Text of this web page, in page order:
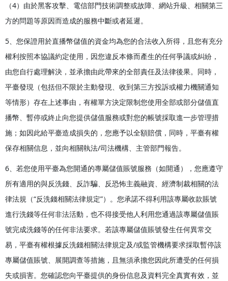
（4）由於黑客攻擊、電信部門技術調整或故障、網站升級、相關第三
方的問題等原因而造成的服務中斷或者延遲。
5、您保證用於直播幣儲值的資金均為您的合法收入所得，且您有充分
權利按照本協議約定使用，因您違反本條而產生的任何爭議或糾紛，
由您自行處理解決，並承擔由此帶來的全部責任及法律後果。同時，
平臺發現（包括但不限於主動發現、收到第三方投訴或權力機關通知
等情形）存在上述事由，有權單方決定限制您使用全部或部分儲值直
播幣、暫停或終止向您提供儲值服務或對您的帳號採取進一步管理措
施；如因此給平臺造成損失的，您應予以全額賠償，同時，平臺有權
保存相關信息，並向相關執法/司法機構、主管部門報告。
6、若您使用平臺為您開通的專屬儲值賬號服務（如開通），您應遵守
所有適用的與反洗錢、反詐騙、反恐怖主義融資、經濟制裁相關的法
律法規（“反洗錢相關法律規定”）。您承諾不得利用該專屬收款賬號
進行洗錢等任何非法活動，也不得接受他人利用您通過該專屬儲值賬
號完成洗錢等的任何非法要求。若該專屬儲值賬號發生任何異常交
易，平臺有權根據反洗錢相關法律規定及/或監管機構要求採取暫停該
專屬儲值賬號、展開調查等措施，且無須承擔您因此所遭受的任何損
失或損害。您確認您向平臺提供的身份信息及資料完全真實有效，並